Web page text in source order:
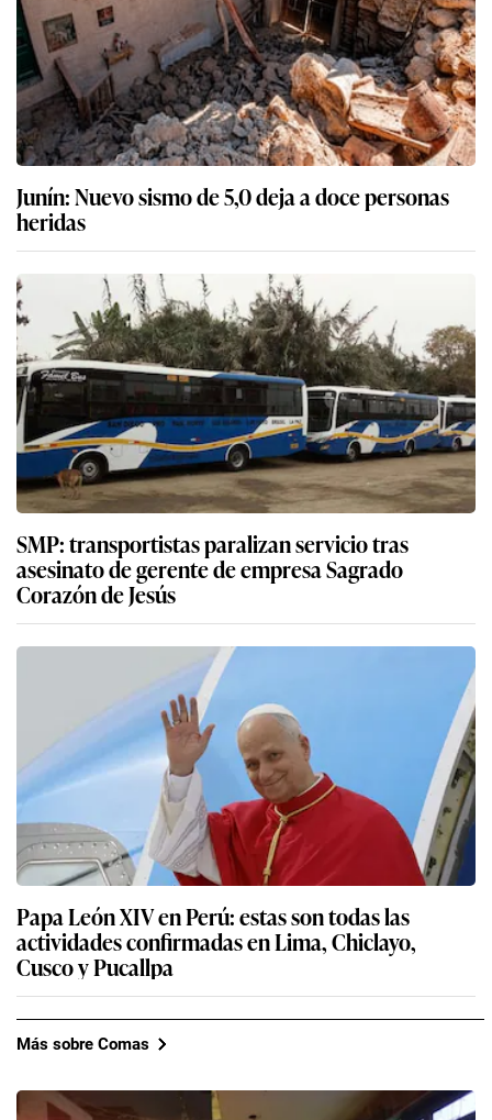
Junín: Nuevo sismo de 5,0 deja a doce personas
heridas
SMP: transportistas paralizan servicio tras
asesinato de gerente de empresa Sagrado
Corazón de Jesús
Papa León XIV en Perú: estas son todas las
actividades confirmadas en Lima, Chiclayo,
Cusco y Pucallpa
Más sobre Comas